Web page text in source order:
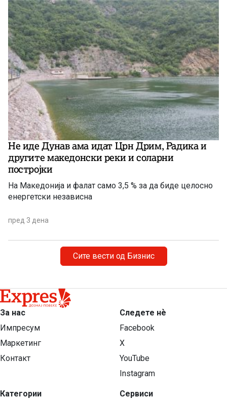
Не иде Дунав ама идат Црн Дрим, Радика и
другите македонски реки и соларни
постројки
На Македонија и фалат само 3,5 % за да биде целосно
енергетски независна
пред 3 дена
Сите вести од Бизнис
За нас
Импресум
Маркетинг
Контакт
Категории
Следете нѐ
Facebook
X
YouTube
Instagram
Сервиси